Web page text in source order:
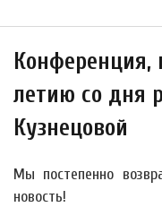
Конференция,
летию со дня
Кузнецовой
Мы постепенно
новость!